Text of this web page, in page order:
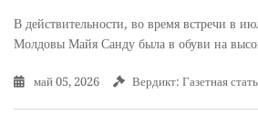
В действительности, во время встречи в
Молдовы Майя Санду была в обуви на
май 05, 2026 Вердикт: Газетная